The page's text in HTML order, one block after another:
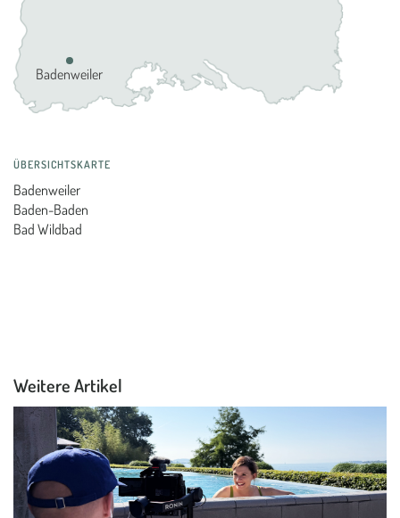
Badenweiler
ÜBERSICHTSKARTE
Badenweiler
Baden-Baden
Bad Wildbad
Weitere Artikel